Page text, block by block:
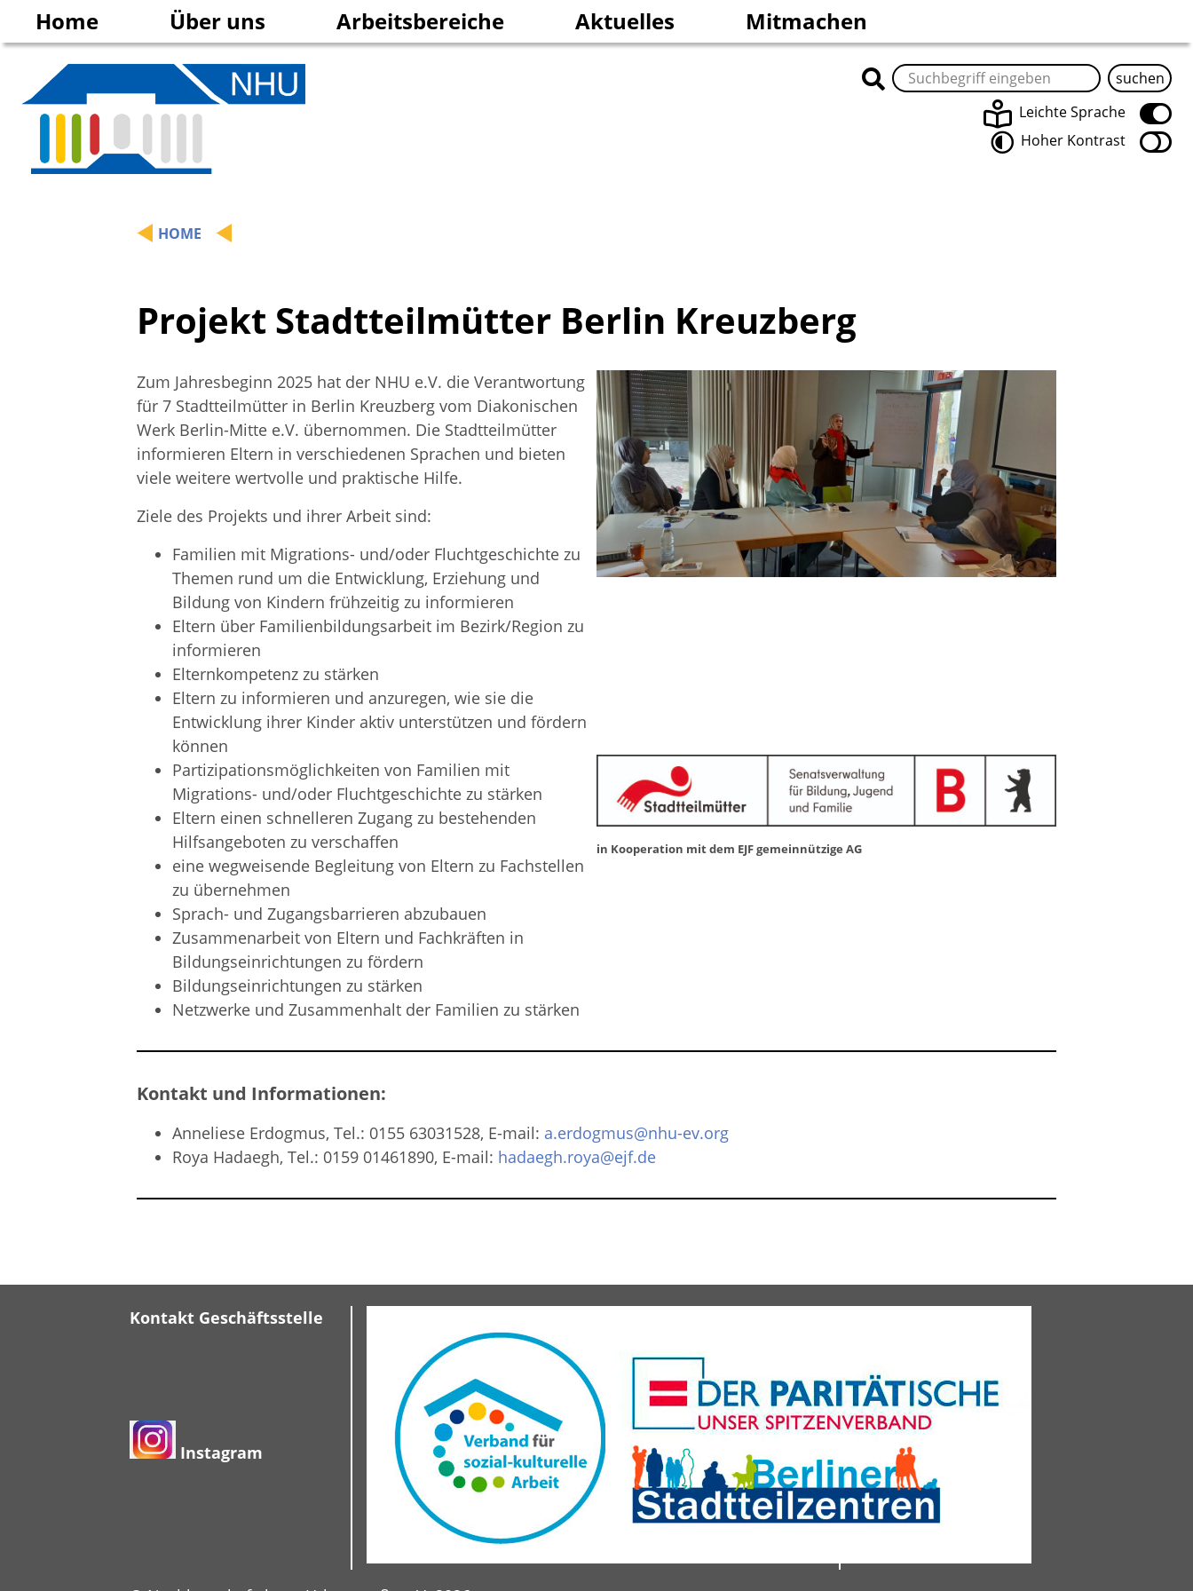
Home Über uns
Geschäftsstelle
Anfahrt
Verein
Publikationen
Mitgliedschaften
Förderer
Arbeitsbereiche Aktuelles Mitmachen
Jobs und Praktika
Leichte Sprache
Hoher Kontrast
HOME
Projekt Stadtteilmütter Berlin Kreuzberg
Zum Jahresbeginn 2025 hat der NHU e.V. die Verantwortung
für 7 Stadtteilmütter in Berlin Kreuzberg vom Diakonischen
Werk Berlin-Mitte e.V. übernommen. Die Stadtteilmütter
informieren Eltern in verschiedenen Sprachen und bieten
viele weitere wertvolle und praktische Hilfe.
Ziele des Projekts und ihrer Arbeit sind:
Familien mit Migrations- und/oder Fluchtgeschichte zu
Themen rund um die Entwicklung, Erziehung und
Bildung von Kindern frühzeitig zu informieren
Eltern über Familienbildungsarbeit im Bezirk/Region zu
informieren
Elternkompetenz zu stärken
Eltern zu informieren und anzuregen, wie sie die
Entwicklung ihrer Kinder aktiv unterstützen und fördern
können
Partizipationsmöglichkeiten von Familien mit
Migrations- und/oder Fluchtgeschichte zu stärken
Eltern einen schnelleren Zugang zu bestehenden
Hilfsangeboten zu verschaffen
eine wegweisende Begleitung von Eltern zu Fachstellen
zu übernehmen
Sprach- und Zugangsbarrieren abzubauen
Zusammenarbeit von Eltern und Fachkräften in
Bildungseinrichtungen zu fördern
Bildungseinrichtungen zu stärken
Netzwerke und Zusammenhalt der Familien zu stärken
in Kooperation mit dem EJF gemeinnützige AG
Kontakt und Informationen:
Anneliese Erdogmus, Tel.: 0155 63031528, E-mail: a.erdogmus@nhu-ev.org
Roya Hadaegh, Tel.: 0159 01461890, E-mail: hadaegh.roya@ejf.de
Kontakt Geschäftsstelle
Instagram